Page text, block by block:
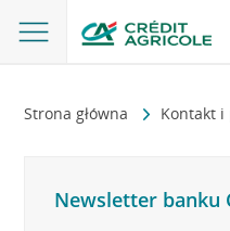
Strona główna Kontakt i
Newsletter banku